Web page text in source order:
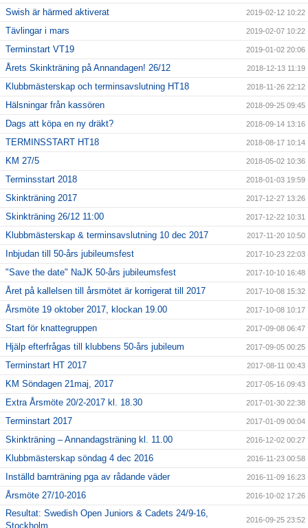
Swish är härmed aktiverat 2019-02-12 10:22
Tävlingar i mars 2019-02-07 10:22
Terminstart VT19 2019-01-02 20:06
Årets Skinkträning på Annandagen! 26/12 2018-12-13 11:19
Klubbmästerskap och terminsavslutning HT18 2018-11-26 22:12
Hälsningar från kassören 2018-09-25 09:45
Dags att köpa en ny dräkt? 2018-09-14 13:16
TERMINSSTART HT18 2018-08-17 10:14
KM 27/5 2018-05-02 10:36
Terminsstart 2018 2018-01-03 19:59
Skinkträning 2017 2017-12-27 13:26
Skinkträning 26/12 11:00 2017-12-22 10:31
Klubbmästerskap & terminsavslutning 10 dec 2017 2017-11-20 10:50
Inbjudan till 50-års jubileumsfest 2017-10-23 22:03
"Save the date" NaJK 50-års jubileumsfest 2017-10-10 16:48
Året på kallelsen till årsmötet är korrigerat till 2017 2017-10-08 15:32
Årsmöte 19 oktober 2017, klockan 19.00 2017-10-08 10:17
Start för knattegruppen 2017-09-08 06:47
Hjälp efterfrågas till klubbens 50-års jubileum 2017-09-05 00:25
Terminstart HT 2017 2017-08-11 00:43
KM Söndagen 21maj, 2017 2017-05-16 09:43
Extra Årsmöte 20/2-2017 kl. 18.30 2017-01-30 22:38
Terminstart 2017 2017-01-09 00:04
Skinkträning – Annandagsträning kl. 11.00 2016-12-02 00:27
Klubbmästerskap söndag 4 dec 2016 2016-11-23 00:58
Inställd barnträning pga av rådande väder 2016-11-09 16:23
Årsmöte 27/10-2016 2016-10-02 17:26
Resultat: Swedish Open Juniors & Cadets 24/9-16,
Stockholm
2016-09-25 23:52